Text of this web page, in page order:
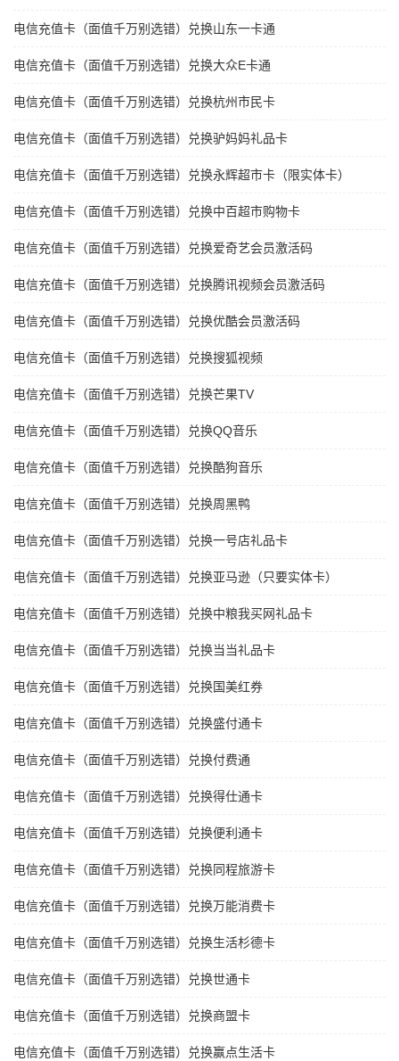
电信充值卡（面值千万别选错）兑换山东一卡通
电信充值卡（面值千万别选错）兑换大众E卡通
电信充值卡（面值千万别选错）兑换杭州市民卡
电信充值卡（面值千万别选错）兑换驴妈妈礼品卡
电信充值卡（面值千万别选错）兑换永辉超市卡（限实体卡）
电信充值卡（面值千万别选错）兑换中百超市购物卡
电信充值卡（面值千万别选错）兑换爱奇艺会员激活码
电信充值卡（面值千万别选错）兑换腾讯视频会员激活码
电信充值卡（面值千万别选错）兑换优酷会员激活码
电信充值卡（面值千万别选错）兑换搜狐视频
电信充值卡（面值千万别选错）兑换芒果TV
电信充值卡（面值千万别选错）兑换QQ音乐
电信充值卡（面值千万别选错）兑换酷狗音乐
电信充值卡（面值千万别选错）兑换周黑鸭
电信充值卡（面值千万别选错）兑换一号店礼品卡
电信充值卡（面值千万别选错）兑换亚马逊（只要实体卡）
电信充值卡（面值千万别选错）兑换中粮我买网礼品卡
电信充值卡（面值千万别选错）兑换当当礼品卡
电信充值卡（面值千万别选错）兑换国美红券
电信充值卡（面值千万别选错）兑换盛付通卡
电信充值卡（面值千万别选错）兑换付费通
电信充值卡（面值千万别选错）兑换得仕通卡
电信充值卡（面值千万别选错）兑换便利通卡
电信充值卡（面值千万别选错）兑换同程旅游卡
电信充值卡（面值千万别选错）兑换万能消费卡
电信充值卡（面值千万别选错）兑换生活杉德卡
电信充值卡（面值千万别选错）兑换世通卡
电信充值卡（面值千万别选错）兑换商盟卡
电信充值卡（面值千万别选错）兑换赢点生活卡